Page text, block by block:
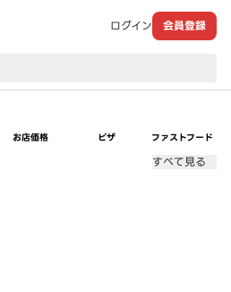
ログイン 会員登録
お店価格 ピザ ファストフード
すべて見る